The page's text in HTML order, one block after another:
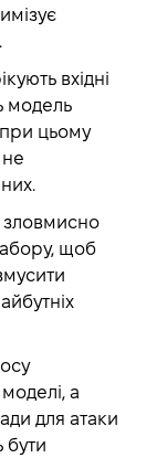
вхідні
модель
при цьому
не
зловмисно
щоб
а
для атаки
бути